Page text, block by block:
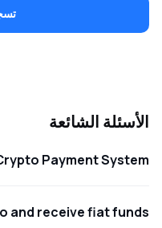
الأسئلة الشائعة
Payment System?
and receive fiat funds?